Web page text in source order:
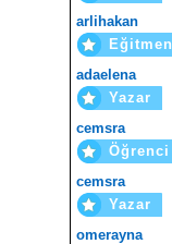
arlihakan
Eğitmen
adaelena
Yazar
cemsra
Öğrenci
cemsra
Yazar
omerayna